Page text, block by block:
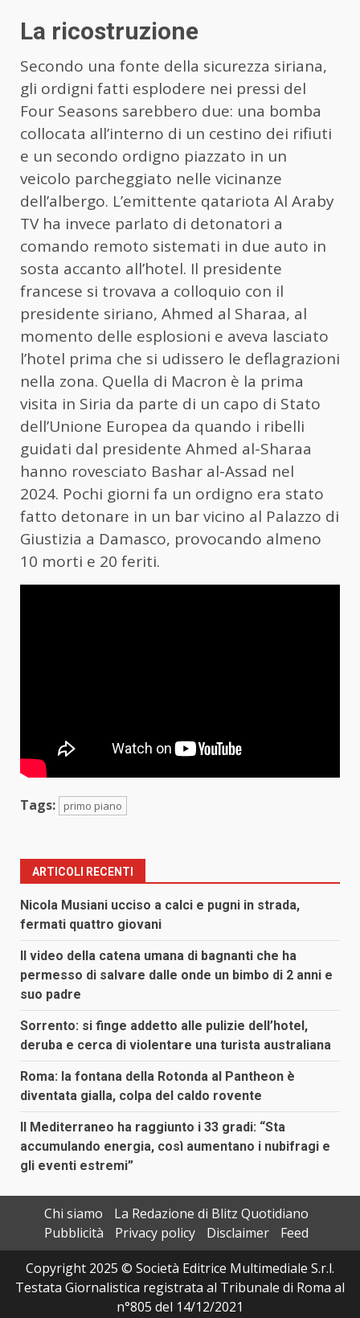
La ricostruzione
Secondo una fonte della sicurezza siriana,
gli ordigni fatti esplodere nei pressi del
Four Seasons sarebbero due: una bomba
collocata all’interno di un cestino dei rifiuti
e un secondo ordigno piazzato in un
veicolo parcheggiato nelle vicinanze
dell’albergo. L’emittente qatariota Al Araby
TV ha invece parlato di detonatori a
comando remoto sistemati in due auto in
sosta accanto all’hotel. Il presidente
francese si trovava a colloquio con il
presidente siriano, Ahmed al Sharaa, al
momento delle esplosioni e aveva lasciato
l’hotel prima che si udissero le deflagrazioni
nella zona. Quella di Macron è la prima
visita in Siria da parte di un capo di Stato
dell’Unione Europea da quando i ribelli
guidati dal presidente Ahmed al-Sharaa
hanno rovesciato Bashar al-Assad nel
2024. Pochi giorni fa un ordigno era stato
fatto detonare in un bar vicino al Palazzo di
Giustizia a Damasco, provocando almeno
10 morti e 20 feriti.
Tags: primo piano
ARTICOLI RECENTI
Nicola Musiani ucciso a calci e pugni in strada,
fermati quattro giovani
Il video della catena umana di bagnanti che ha
permesso di salvare dalle onde un bimbo di 2 anni e
suo padre
Sorrento: si finge addetto alle pulizie dell’hotel,
deruba e cerca di violentare una turista australiana
Roma: la fontana della Rotonda al Pantheon è
diventata gialla, colpa del caldo rovente
Il Mediterraneo ha raggiunto i 33 gradi: “Sta
accumulando energia, così aumentano i nubifragi e
gli eventi estremi”
Chi siamo
La Redazione di Blitz Quotidiano
Pubblicità
Privacy policy Disclaimer
Feed
Copyright 2025 © Società Editrice Multimediale S.r.l.
Testata Giornalistica registrata al Tribunale di Roma al
n°805 del 14/12/2021